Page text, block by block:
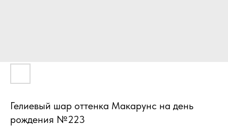
Гелиевый шар оттенка Макарунс на день
рождения №223